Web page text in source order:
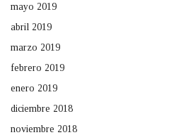
mayo 2019
abril 2019
marzo 2019
febrero 2019
enero 2019
diciembre 2018
noviembre 2018